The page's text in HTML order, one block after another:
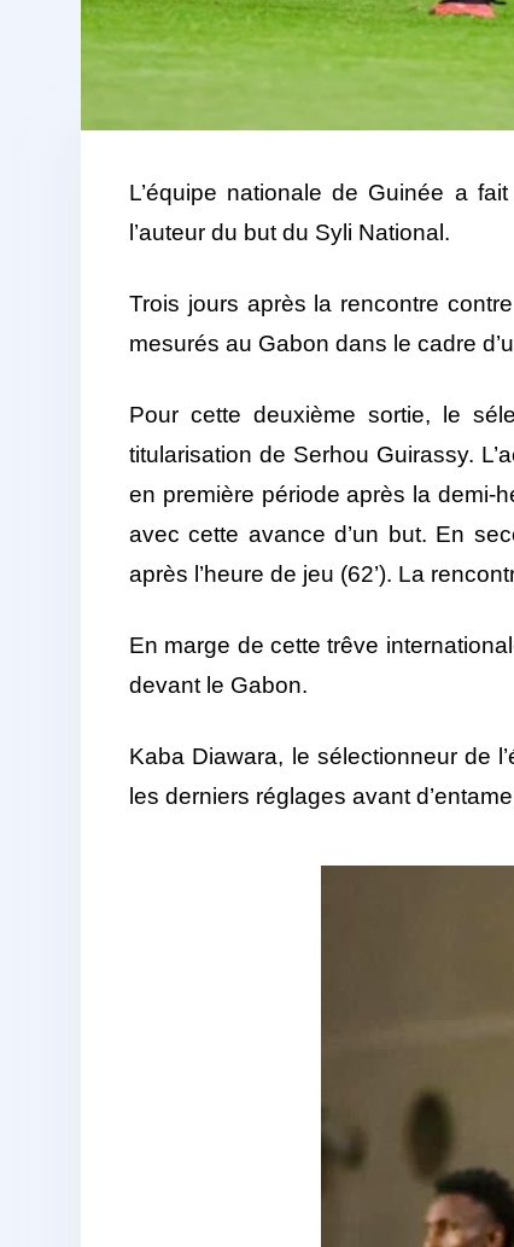
L’équipe nationale de Guinée a
l’auteur du but du Syli National.
Trois jours après la rencontre
mesurés au Gabon dans le cadre
Pour cette deuxième sortie, le
titularisation de Serhou Guirassy.
en première période après la demi-
avec cette avance d’un but. En
après l’heure de jeu (62’). La
En marge de cette trêve
devant le Gabon.
Kaba Diawara, le sélectionneur de
les derniers réglages avant